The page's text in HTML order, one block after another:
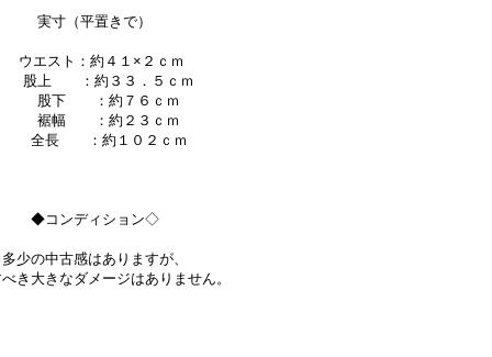
実寸（平置きで）
ウエスト：約４１×２ｃｍ
上 ：約３３．５ｃｍ
股下 ：約７６ｃｍ
裾幅 ：約２３ｃｍ
全長 ：約１０２ｃｍ
◆コンディション◇
多少の中古感はありますが、
き大きなダメージはありません。